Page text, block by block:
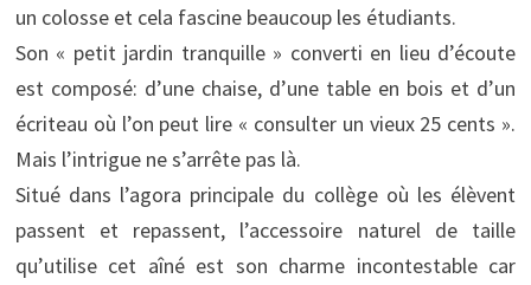
un colosse et cela fascine beaucoup les étudiants.
Son « petit jardin tranquille » converti en lieu d’écoute
est composé: d’une chaise, d’une table en bois et d’un
écriteau où l’on peut lire « consulter un vieux 25 cents ».
Mais l’intrigue ne s’arrête pas là.
Situé dans l’agora principale du collège où les élèvent
passent et repassent, l’accessoire naturel de taille
qu’utilise cet aîné est son charme incontestable car